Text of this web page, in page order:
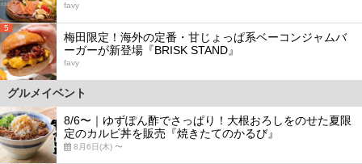
favy
5
梅田限定！海外の定番・甘じょっぱ系ベーコンジャムバ
ーガーが新登場『BRISK STAND』
favy
グルメイベント
8/6〜｜ゆずぽん酢でさっぱり！大根おろしをのせた夏限
定のカルビ丼を販売『焼きたてのかるび』
8月6日(木) 〜